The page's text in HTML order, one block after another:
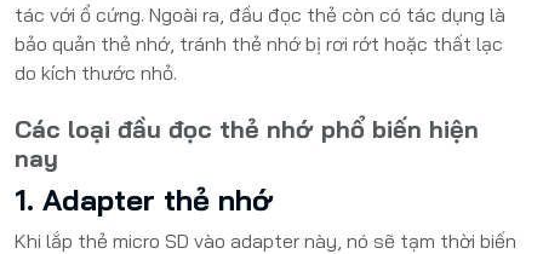
tác với ổ cứng. Ngoài ra, đầu đọc thẻ còn có tác dụng là
bảo quản thẻ nhớ, tránh thẻ nhớ bị rơi rớt hoặc thất lạc
do kích thước nhỏ.
Các loại đầu đọc thẻ nhớ phổ biến hiện
nay
1. Adapter thẻ nhớ
Khi lắp thẻ micro SD vào adapter này, nó sẽ tạm thời biến